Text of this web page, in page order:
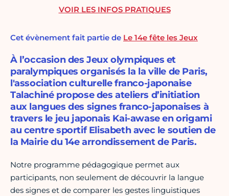
Cet évènement fait partie de Le 14e fête les Jeux
À l’occasion des Jeux olympiques et
paralympiques organisés la la ville de Paris,
l'association culturelle franco-japonaise
Talachiné propose des ateliers d’initiation
aux langues des signes franco-japonaises à
travers le jeu japonais Kai-awase en origami
au centre sportif Elisabeth avec le soutien de
la Mairie du 14e arrondissement de Paris.
Notre programme pédagogique permet aux
participants, non seulement de découvrir la langue
des signes et de comparer les gestes linguistiques
VOIR LES INFOS PRATIQUES